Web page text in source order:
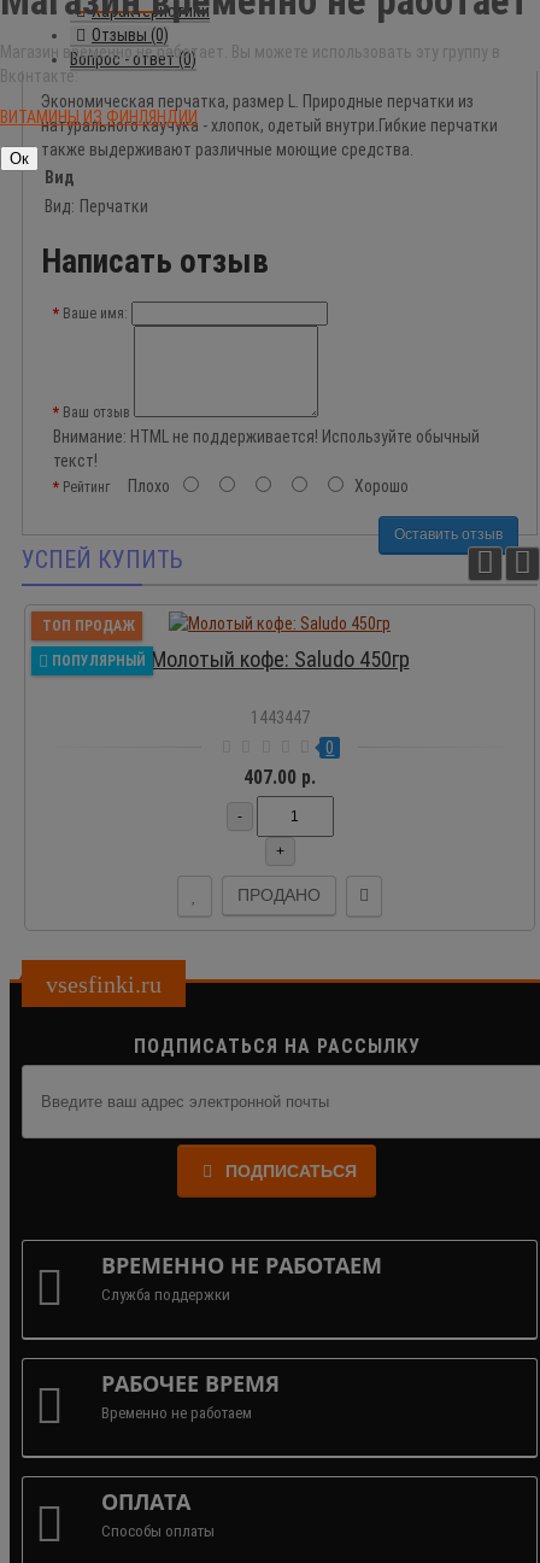
Характеристики
Отзывы (0)
Вопрос - ответ (0)
Экономическая перчатка, размер L. Природные перчатки из
натурального каучука - хлопок, одетый внутри.Гибкие перчатки
также выдерживают различные моющие средства.
Вид
Вид: Перчатки
Написать отзыв
Ваше имя:
Ваш отзыв
Внимание: HTML не поддерживается! Используйте обычный
текст!
Рейтинг Плохо Хорошо
Оставить отзыв
УСПЕЙ КУПИТЬ
ТОП ПРОДАЖ
ПОПУЛЯРНЫЙ Молотый кофе: Saludo 450гр
1443447
0
407.00 р.
-
+
ПРОДАНО
vsesfinki.ru
ПОДПИСАТЬСЯ НА РАССЫЛКУ
ПОДПИСАТЬСЯ
ВРЕМЕННО НЕ РАБОТАЕМ
Служба поддержки
РАБОЧЕЕ ВРЕМЯ
Временно не работаем
ОПЛАТА
Способы оплаты
Магазин временно не работает. Вы можете использовать эту группу в
Вконтакте:
ВИТАМИНЫ ИЗ ФИНЛЯНДИИ
Ок